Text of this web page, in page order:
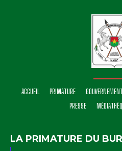
ACCUEIL PRIMATURE GOUVERNEMENT
PRESSE
LA PRIMATURE DU